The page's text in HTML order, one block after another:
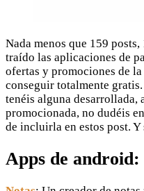
Nada menos que 159 posts,
traído las aplicaciones de
ofertas y promociones de
conseguir totalmente
tenéis alguna desarrollada,
promocionada, no dudéis
de incluirla en estos post.
Apps de android: